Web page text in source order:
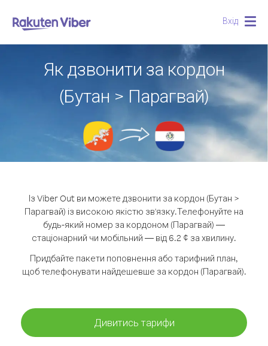
Вхід
Як дзвонити за кордон
(Бутан > Парагвай)
Із Viber Out ви можете дзвонити за кордон (Бутан >
Парагвай) із високою якістю зв'язку.Телефонуйте на
будь-який номер за кордоном (Парагвай) —
стаціонарний чи мобільний — від 6.2 ¢ за хвилину.
Придбайте пакети поповнення або тарифний план,
щоб телефонувати найдешевше за кордон (Парагвай).
Дивитись тарифи